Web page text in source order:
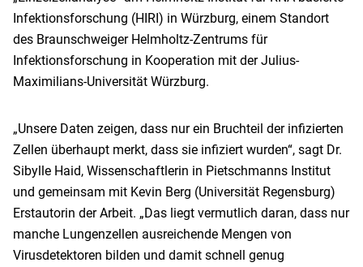
Infektionsforschung (HIRI) in Würzburg, einem Standort
des Braunschweiger Helmholtz-Zentrums für
Infektionsforschung in Kooperation mit der Julius-
Maximilians-Universität Würzburg.
„Unsere Daten zeigen, dass nur ein Bruchteil der infizierten
Zellen überhaupt merkt, dass sie infiziert wurden“, sagt Dr.
Sibylle Haid, Wissenschaftlerin in Pietschmanns Institut
und gemeinsam mit Kevin Berg (Universität Regensburg)
Erstautorin der Arbeit. „Das liegt vermutlich daran, dass nur
manche Lungenzellen ausreichende Mengen von
Virusdetektoren bilden und damit schnell genug